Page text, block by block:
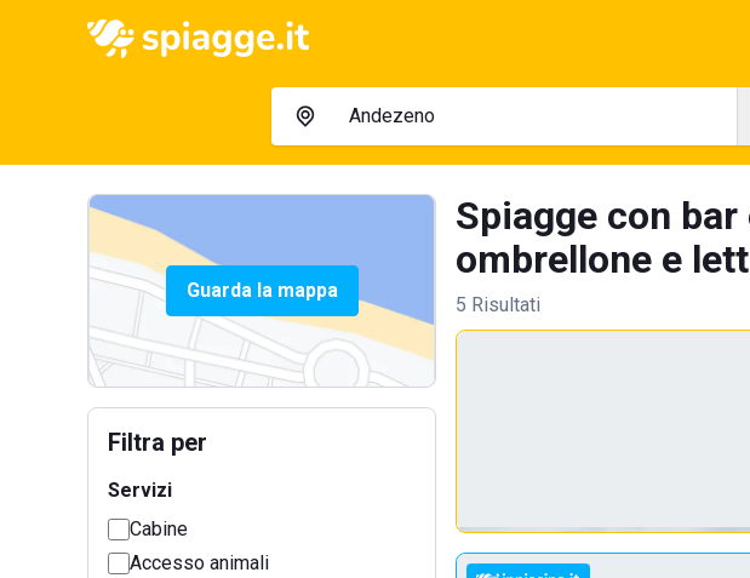
Guarda la mappa
Filtra per
Servizi
Cabine
Accesso animali
Spiagge con
ombrellone e
5 Risultati